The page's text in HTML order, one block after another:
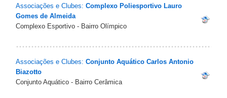
Associações e Clubes: Complexo Poliesportivo Lauro
Gomes de Almeida
Complexo Esportivo - Bairro Olímpico
Associações e Clubes: Conjunto Aquático Carlos Antonio
Biazotto
Conjunto Aquático - Bairro Cerâmica